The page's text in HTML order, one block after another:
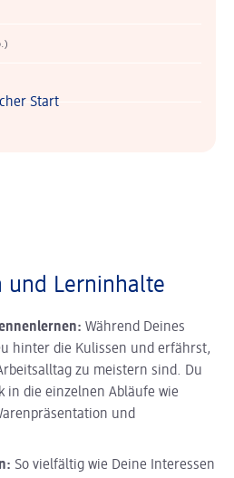
Start
und Lerninhalte
Während Deines
hinter die Kulissen und erfährst,
zu meistern sind. Du
in die einzelnen Abläufe wie
und
So vielfältig wie Deine Interessen